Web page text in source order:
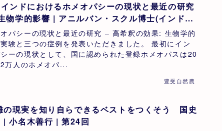
インドにおけるホメオパシーの現状と最近の研究
物学的影響 | アニルバン・スクル博士(インド・
24回
パシーの現状と最近の研究 – 高希釈の効果: 生物学的
験と三つの症例を発表いただきました。 最初にイン
ーの現状として、国に認められた登録ホメオパスは20
万人のホメオパ...
豊受自然農
の現実を知り自らできるベストをつくそう 国史
啓蒙家の立場から | 小名木善行 | 第24回